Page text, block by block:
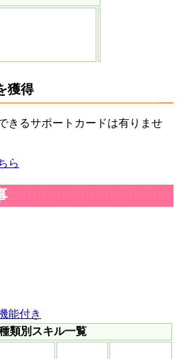
獲得
きるサポートカードは有りませ
ら
能付き
類別スキル一覧